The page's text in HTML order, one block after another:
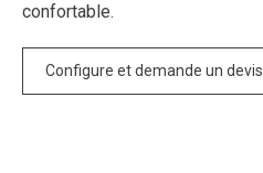
confortable.
Configure et demande un devis